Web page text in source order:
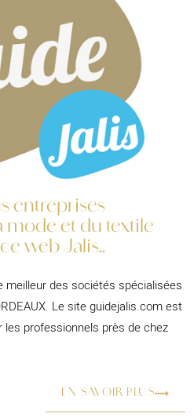
entreprises
mode et du textile
web Jalis..
meilleur des sociétés spécialisées
Le site guidejalis.com est
les professionnels près de chez
EN SAVOIR PLUS